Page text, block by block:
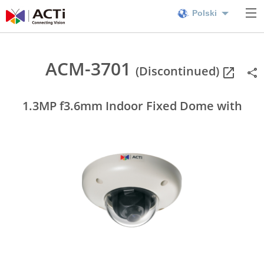
Polski
ACM-3701 (Discontinued)
1.3MP f3.6mm Indoor Fixed Dome with